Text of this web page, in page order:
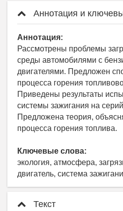
Аннотация и
Аннотация:
Рассмотрены проблемы
среды автомобилями с
двигателями. Предложен
процесса горения
Приведены результаты
системы зажигания на
Предложена теория,
процесса горения топлива.
Ключевые слова:
экология, атмосфера,
двигатель, система
Текст